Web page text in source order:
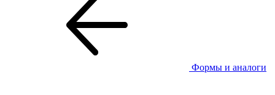
Формы и аналоги